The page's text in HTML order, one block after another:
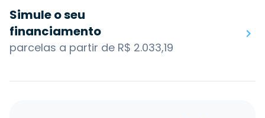
Simule o seu
financiamento
parcelas a partir de R$ 2.033,19